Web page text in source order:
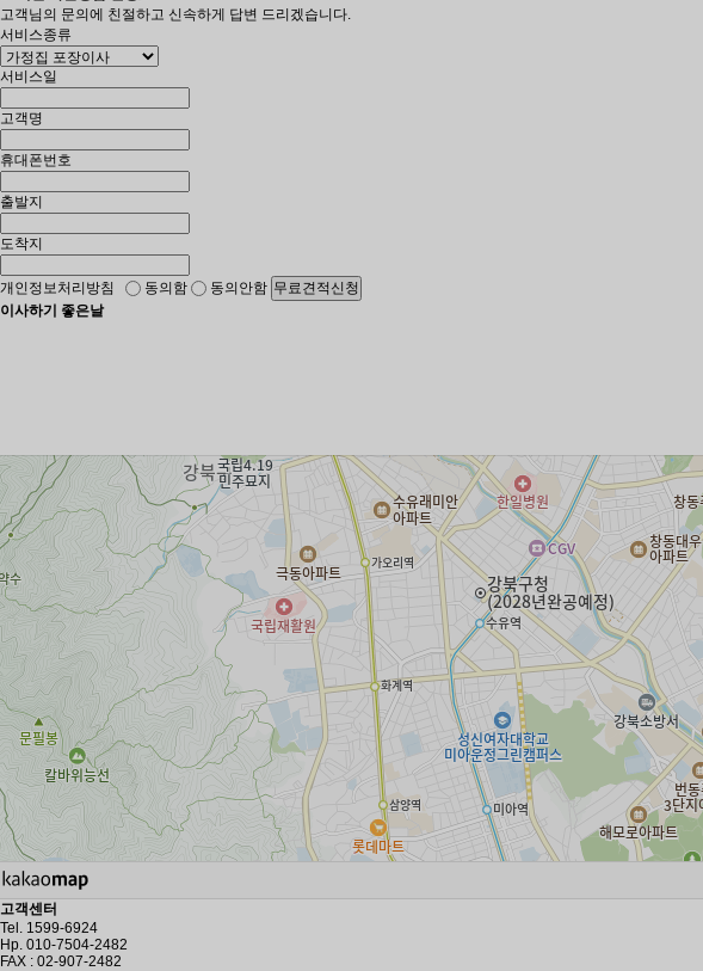
고객님의 문의에 친절하고 신속하게 답변 드리겠습니다.
서비스종류
서비스일
고객명
휴대폰번호
출발지
도착지
개인정보처리방침 동의함 동의안함 무료견적신청
이사하기 좋은날
고객센터
Tel. 1599-6924
Hp. 010-7504-2482
FAX : 02-907-2482